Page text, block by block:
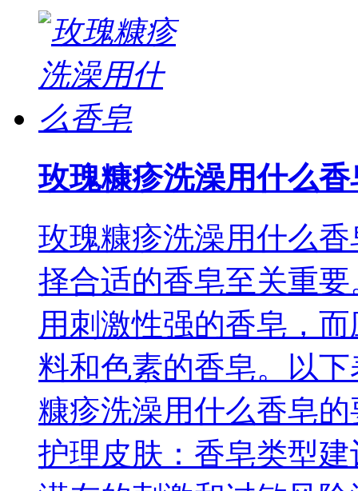
玫瑰糠疹洗澡用什么香
玫瑰糠疹洗澡用什么
择合适的香皂至关重
用刺激性强的香皂，
料和色素的香皂。以
糠疹洗澡用什么香皂
护理皮肤：香皂类型